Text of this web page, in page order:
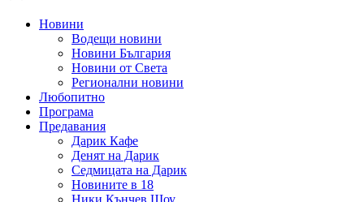
Новини
Водещи новини
Новини България
Новини от Света
Регионални новини
Любопитно
Програма
Предавания
Дарик Кафе
Денят на Дарик
Седмицата на Дарик
Новините в 18
Ники Кънчев Шоу